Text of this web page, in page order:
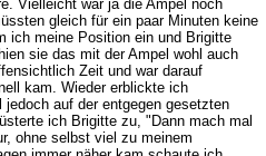
Vielleicht war ja die Ampel noch
gleich für ein paar Minuten keine
ich meine Position ein und Brigitte
sie das mit der Ampel wohl auch
Zeit und war darauf
kam. Wieder erblickte ich
auf der entgegen gesetzten
ich Brigitte zu, "Dann mach mal
ohne selbst viel zu meinem